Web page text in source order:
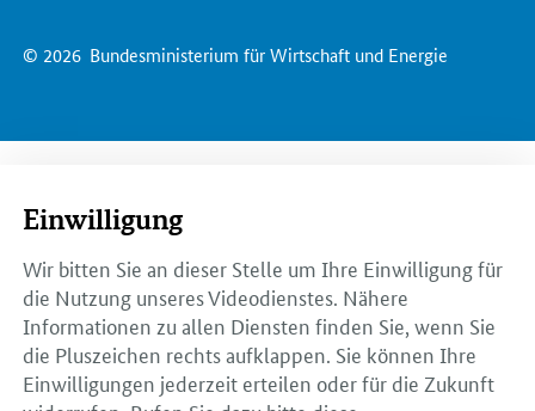
© 2026 Bundesministerium für Wirtschaft und Energie
Einwilligung
Wir bitten Sie an dieser Stelle um Ihre Einwilligung für
die Nutzung unseres Videodienstes. Nähere
Informationen zu allen Diensten finden Sie, wenn Sie
die Pluszeichen rechts aufklappen. Sie können Ihre
Einwilligungen jederzeit erteilen oder für die Zukunft